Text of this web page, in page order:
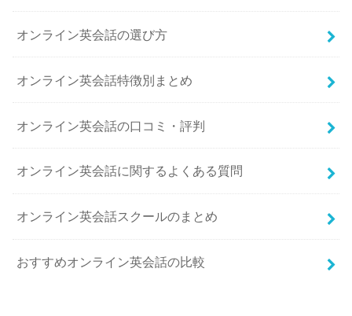
オンライン英会話の選び方
オンライン英会話特徴別まとめ
オンライン英会話の口コミ・評判
オンライン英会話に関するよくある質問
オンライン英会話スクールのまとめ
おすすめオンライン英会話の比較